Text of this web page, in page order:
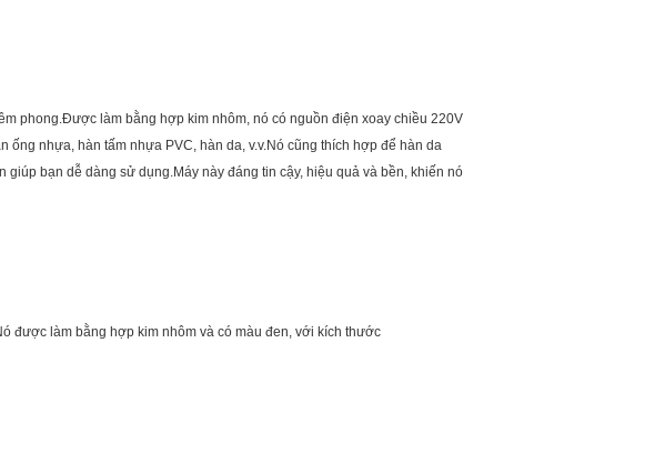
phong.Được làm bằng hợp kim nhôm, nó có nguồn điện xoay chiều 220V
nhựa, hàn tấm nhựa PVC, hàn da, v.v.Nó cũng thích hợp để hàn da
giúp bạn dễ dàng sử dụng.Máy này đáng tin cậy, hiệu quả và bền, khiến nó
được làm bằng hợp kim nhôm và có màu đen, với kích thước